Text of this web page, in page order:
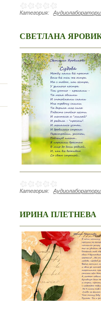
Категория:
СВЕТЛАНА
Категория:
ИРИНА ПЛЕТНЕВА